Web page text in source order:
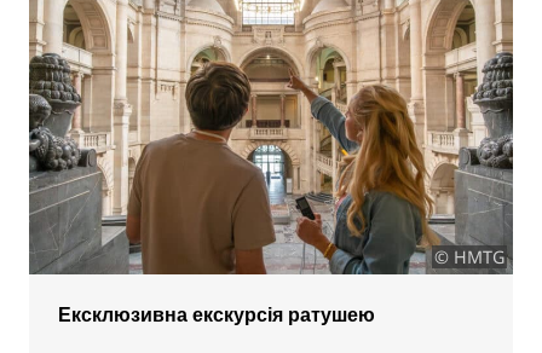
© HMTG
Ексклюзивна екскурсія ратушею